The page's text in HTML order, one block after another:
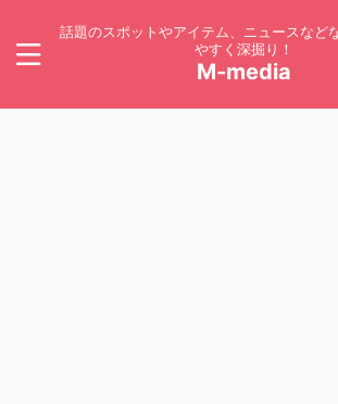
話題のスポットやアイテム、ニュースなど
やすく深掘り！
M-media